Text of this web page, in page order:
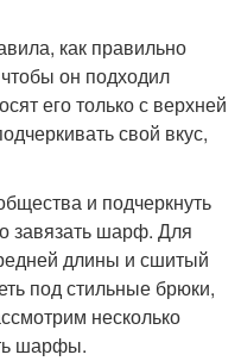
как правильно
он подходил
его только с верхней
свой вкус,
и подчеркнуть
завязать шарф. Для
длины и сшитый
под стильные брюки,
несколько
шарфы.